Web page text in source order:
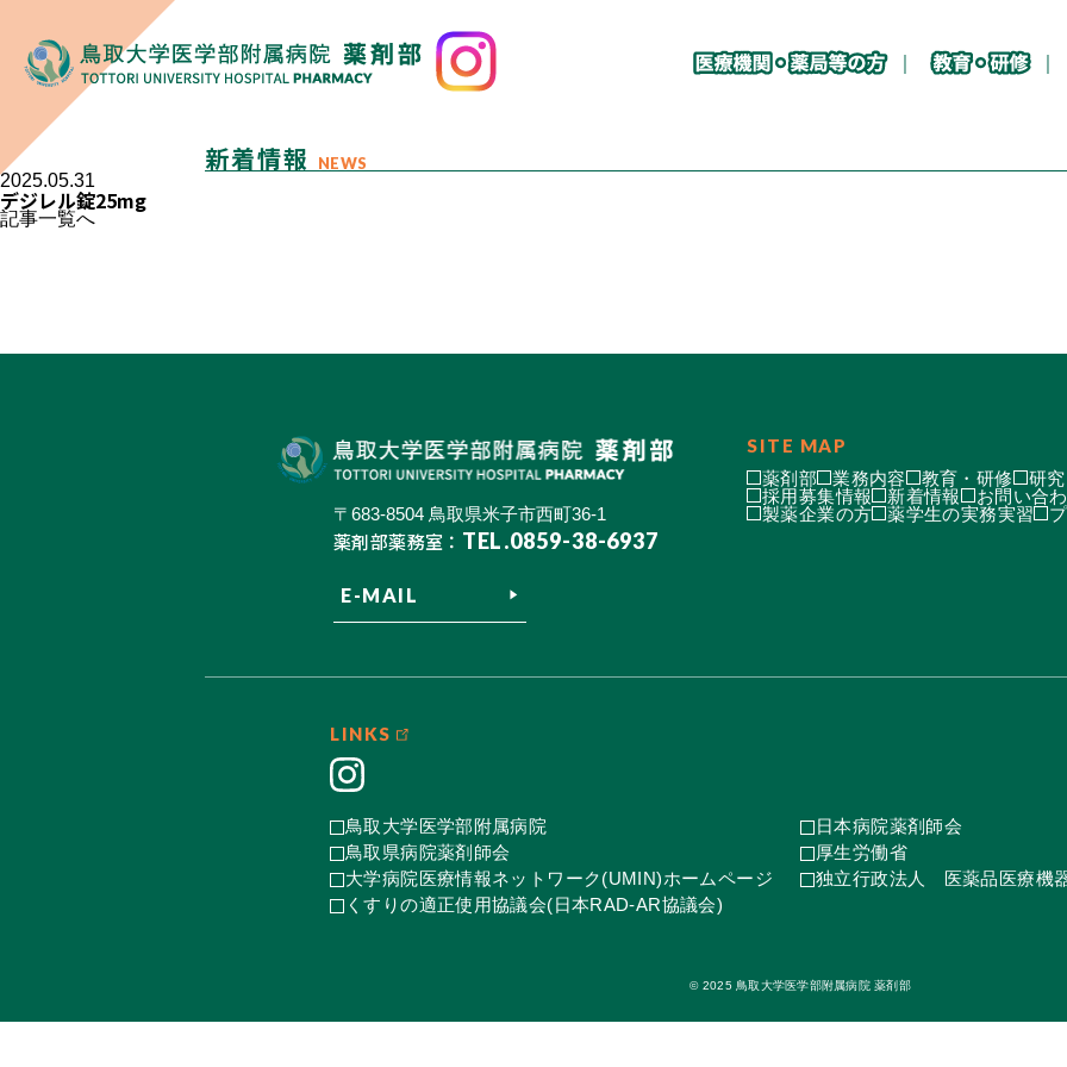
新着情報 NEWS
2025.05.31
デジレル錠25mg
記事一覧へ
〒683-8504 鳥取県米子市西町36-1
薬剤部薬務室： TEL.0859-38-6937
E-MAIL
SITE MAP
薬剤部 業務内容 教育・研修 研
採用募集情報
新着情報 お問い合
製薬企業の方
薬学生の実務実習
LINKS
鳥取大学医学部附属病院
日本病院薬剤師会
鳥取県病院薬剤師会
厚生労働省
大学病院医療情報ネットワーク(UMIN)ホームページ
独立行政法人 医薬品医療機
くすりの適正使用協議会(日本RAD-AR協議会)
© 2025 鳥取大学医学部附属病院 薬剤部